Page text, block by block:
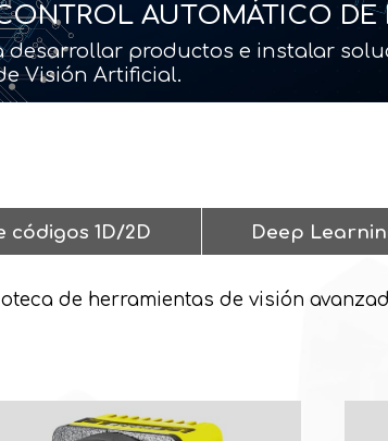
AUTOMÁTICO DE
productos e instalar
Visión Artificial.
códigos 1D/2D Deep
de herramientas de visión